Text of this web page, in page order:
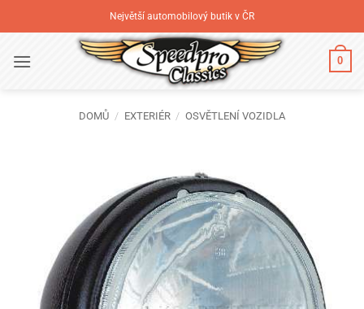
na
Největší automobilový butik v ČR
0
DOMŮ / EXTERIÉR / OSVĚTLENÍ VOZIDLA